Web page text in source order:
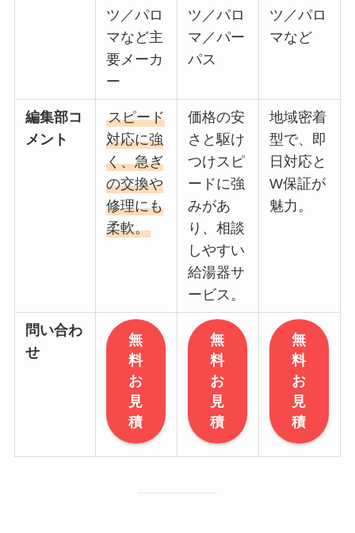
ツ／パロ
マなど主
要メーカ
ー
ツ／パロ
マ／パー
パス
ツ／パロ
マなど
編集部コ
メント
スピード
対応に強
く、急ぎ
の交換や
修理にも
柔軟。
価格の安
さと駆け
つけスピ
ードに強
みがあ
り、相談
しやすい
給湯器サ
ービス。
地域密着
型で、即
日対応と
W保証が
魅力。
問い合わ
せ
無
料
お
見
積
無
料
お
見
積
無
料
お
見
積